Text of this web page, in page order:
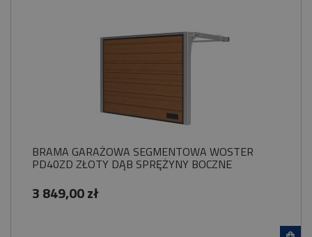
BRAMA GARAŻOWA SEGMENTOWA WOSTER
PD40ZD ZŁOTY DĄB SPRĘŻYNY BOCZNE
3 849,00 zł